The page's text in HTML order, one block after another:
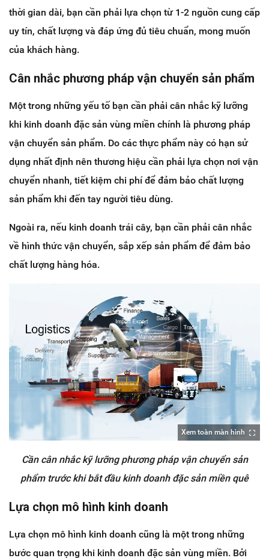
thời gian dài, bạn cần phải lựa chọn từ 1-2 nguồn cung cấp
uy tín, chất lượng và đáp ứng đủ tiêu chuẩn, mong muốn
của khách hàng.
Cân nhắc phương pháp vận chuyển sản phẩm
Một trong những yếu tố bạn cần phải cân nhắc kỹ lưỡng
khi kinh doanh đặc sản vùng miền chính là phương pháp
vận chuyển sản phẩm. Do các thực phẩm này có hạn sử
dụng nhất định nên thương hiệu cần phải lựa chọn nơi vận
chuyển nhanh, tiết kiệm chi phí để đảm bảo chất lượng
sản phẩm khi đến tay người tiêu dùng.
Ngoài ra, nếu kinh doanh trái cây, bạn cần phải cân nhắc
về hình thức vận chuyển, sắp xếp sản phẩm để đảm bảo
chất lượng hàng hóa.
Xem toàn màn hình
Cần cân nhắc kỹ lưỡng phương pháp vận chuyển sản
phẩm trước khi bắt đầu kinh doanh đặc sản miền quê
Lựa chọn mô hình kinh doanh
Lựa chọn mô hình kinh doanh cũng là một trong những
bước quan trọng khi kinh doanh đặc sản vùng miền. Bởi